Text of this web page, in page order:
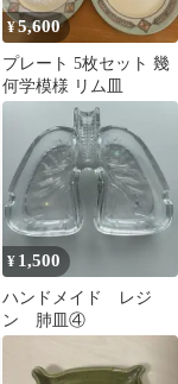
¥5,600
プレート 5枚セット 幾
何学模様 リム皿
¥ 1,500
ハンドメイド レジ
ン 肺皿④